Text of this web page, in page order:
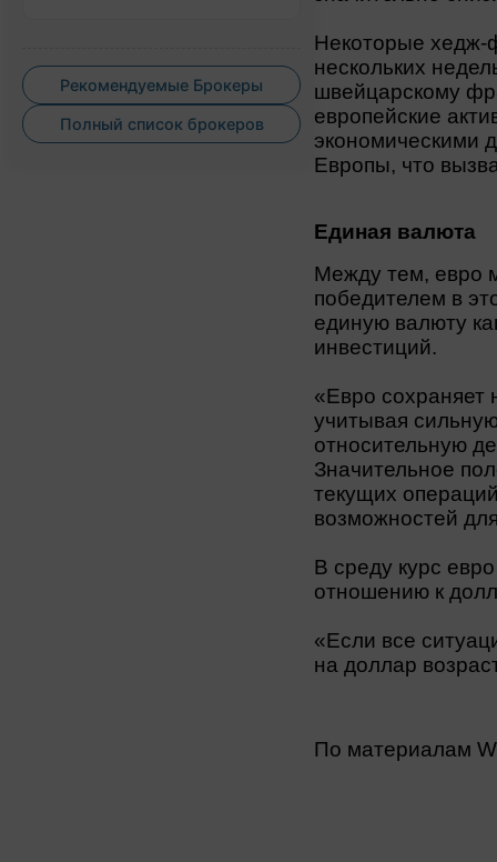
Рекомендуемые Брокеры
Полный список брокеров
Некоторые хедж-
нескольких
швейцарскому
европейские
экономическими
Европы, что
Единая валюта
Между тем, евро
победителем в
единую валюту
инвестиций.
«Евро сохраняет
учитывая
относительную
Значительное
текущих
возможностей
В среду курс
отношению к
«Если все
на доллар
По материалам